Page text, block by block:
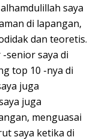
saya
di lapangan,
dan teoretis.
senior saya di
top 10 -nya di
juga
juga
menguasai
saya ketika di